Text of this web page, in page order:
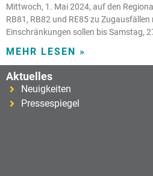
Mittwoch, 1. Mai 2024, auf den
RB81, RB82 und RE85 zu
Einschränkungen sollen bis Samstag,
MEHR LESEN »
Aktuelles
Neuigkeiten
Pressespiegel